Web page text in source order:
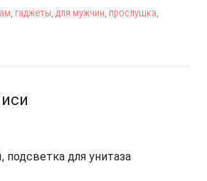
, гаджеты,для мужчин, прослушка,
для унитаза